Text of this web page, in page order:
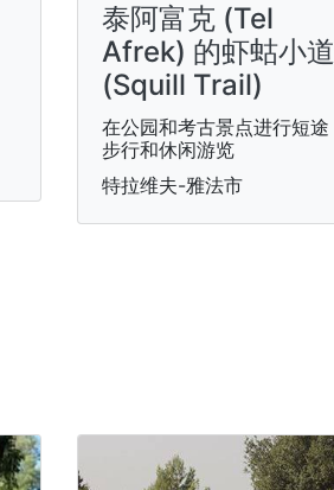
泰阿富克 (Tel
Afrek) 的虾蛄小道
(Squill Trail)
在公园和考古景点进行短途
步行和休闲游览
特拉维夫-雅法市